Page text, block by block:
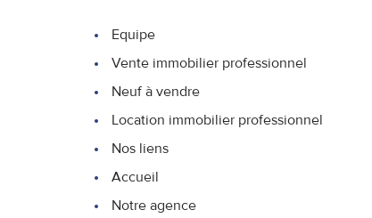
Equipe
Vente immobilier professionnel
Neuf à vendre
Location immobilier professionnel
Nos liens
Accueil
Notre agence